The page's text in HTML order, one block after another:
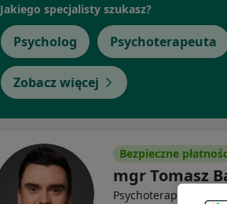
Jakiego specjalisty szukasz?
Psycholog Psychoterapeuta
Zobacz więcej
Bezpieczne
mgr Tomasz
Psychoterapeuta